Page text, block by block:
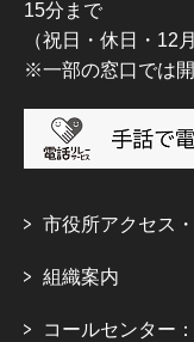
15分まで
（祝日・休日・12
※一部の窓口では
市役所アクセス
組織案内
コールセンター